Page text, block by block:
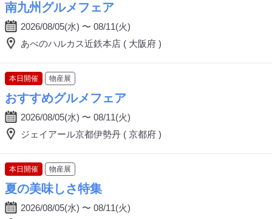
南九州グルメフェア
2026/08/05(水) 〜 08/11(火)
あべのハルカス近鉄本店 ( 大阪府 )
本日開催 物産展
おすすめグルメフェア
2026/08/05(水) 〜 08/11(火)
ジェイアール京都伊勢丹 ( 京都府 )
本日開催 物産展
夏の美味しさ特集
2026/08/05(水) 〜 08/11(火)